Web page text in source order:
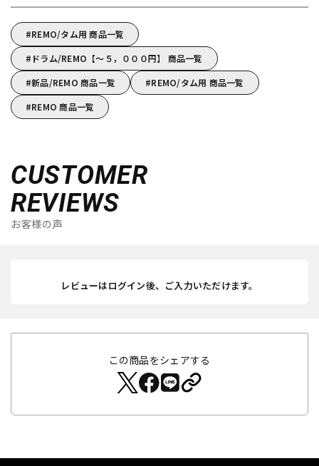
REMO/タム用 商品一覧
ドラム/REMO【～５，０００円】 商品一覧
新品/REMO 商品一覧
REMO/タム用 商品一覧
REMO 商品一覧
CUSTOMER
REVIEWS
お客様の声
レビューはログイン後、ご入力いただけます。
この商品をシェアする